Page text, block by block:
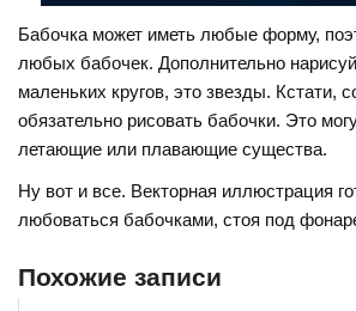
Бабочка может иметь любые форму,
любых бабочек. Дополнительно
маленьких кругов, это звезды. Кстати,
обязательно рисовать бабочки. Это
летающие или плавающие существа.
Ну вот и все. Векторная иллюстрация
любоваться бабочками, стоя под
Похожие записи